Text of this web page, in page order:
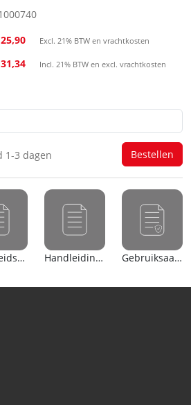
Excl. 21% BTW en vrachtkosten
Incl. 21% BTW en excl. vrachtkosten
1-3 dagen
Veiligheidsblad (en) Handleiding (nl) Gebruiksaanwijzing